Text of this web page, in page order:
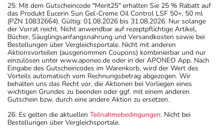
25: Mit dem Gutscheincode "Merit25" erhalten Sie 25 % Rabatt auf
das Produkt Eucerin Sun Gel-Creme Oil Control LSF 50+, 50 ml
(PZN 10832664). Gültig: 01.08.2026 bis 31.08.2026. Nur solange
der Vorrat reicht. Nicht anwendbar auf rezeptpflichtige Artikel,
Bücher, Säuglingsanfangsnahrung und Versandkosten sowie bei
Bestellungen über Vergleichsportale. Nicht mit anderen
Aktionsvorteilen (ausgenommen Coupons) kombinierbar und nur
einzulösen unter www.aponeo.de oder in der APONEO App. Nach
Eingabe des Gutscheincodes im Warenkorb, wird der Wert des
Vorteils automatisch vom Rechnungsbetrag abgezogen. Wir
behalten uns das Recht vor, die Aktionen bei Vorliegen eines
wichtigen Grundes zu beenden oder ggf. mit einem anderen
Gutschein bzw. durch eine andere Aktion zu ersetzen.
26: Es gelten die aktuellen Teilnahmebedingungen. Nicht bei
Bestellungen über Vergleichsportale.